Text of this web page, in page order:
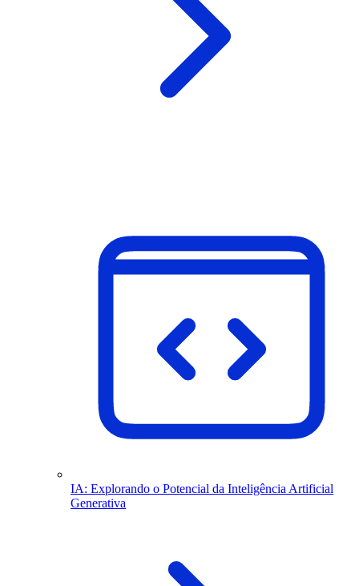
IA: Explorando o Potencial da Inteligência Artificial
Generativa